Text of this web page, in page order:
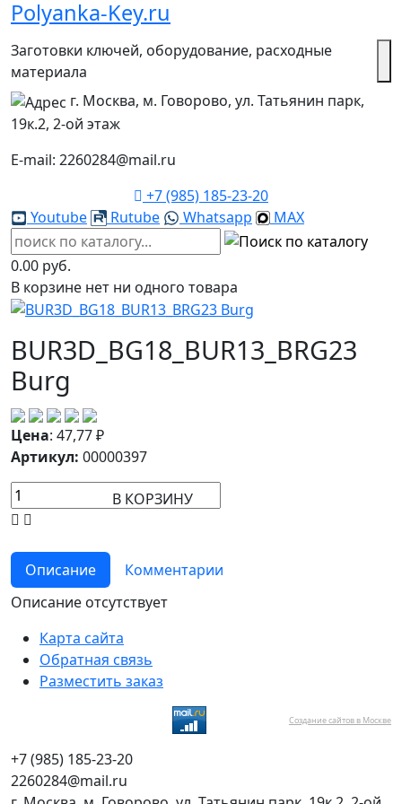
Polyanka-Key.ru
Заготовки ключей, оборудование, расходные
материала
г. Москва, м. Говорово, ул. Татьянин парк,
19к.2, 2-ой этаж
E-mail: 2260284@mail.ru
+7 (985) 185-23-20
Youtube
Rutube Whatsapp MAX
0.00 руб.
В корзине нет ни одного товара
BUR3D_BG18_BUR13_BRG23
Burg
Цена: 47,77₽
Артикул: 00000397
В КОРЗИНУ
Описание
Комментарии
Описание отсутствует
Карта сайта
Обратная связь
Разместить заказ
Создание сайтов в Москве
+7 (985) 185-23-20
2260284@mail.ru